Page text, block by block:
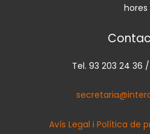
hores
Tel. 93 203 24 36 /
Avís Legal i Política de